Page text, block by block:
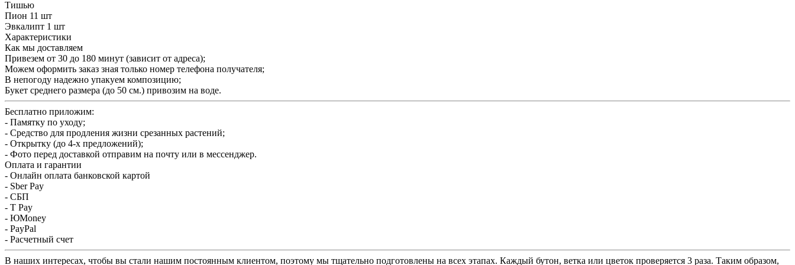
Тишью
Пион 11 шт
Эвкалипт 1 шт
Характеристики
Как мы доставляем
Привезем от 30 до 180 минут (зависит от адреса);
Можем оформить заказ зная только номер телефона получателя;
В непогоду надежно упакуем композицию;
Букет среднего размера (до 50 см.) привозим на воде.
Бесплатно приложим:
- Памятку по уходу;
- Средство для продления жизни срезанных растений;
- Открытку (до 4-х предложений);
- Фото перед доставкой отправим на почту или в мессенджер.
Оплата и гарантии
- Онлайн оплата банковской картой
- Sber Pay
- СБП
- T Pay
- ЮMoney
- PayPal
- Расчетный счет
В наших интересах, чтобы вы стали нашим постоянным клиентом, поэтому мы тщательно подготовлены на всех этапах. Каждый бутон, ветка или цветок проверяется 3 раза. Таким образом,